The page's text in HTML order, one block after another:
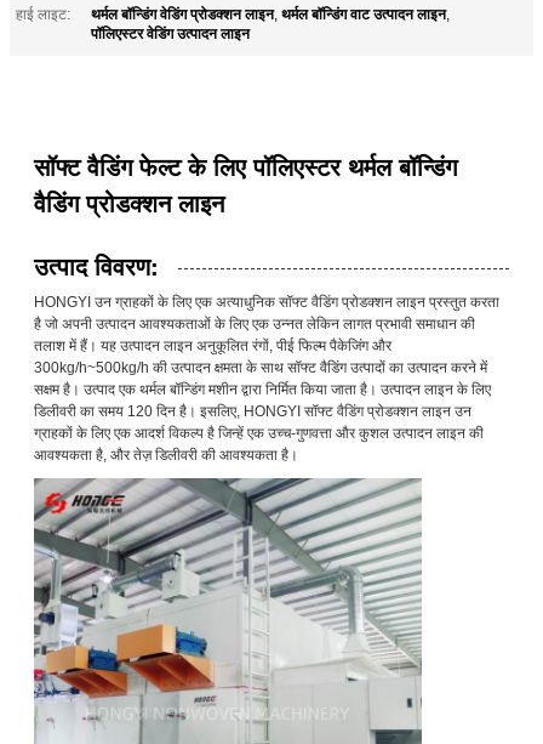
हाई लाइट: थर्मल बॉन्डिंग वेडिंग प्रोडक्शन लाइन, थर्मल बॉन्डिंग वाट उत्पादन लाइन,
पॉलिएस्टर वेडिंग उत्पादन लाइन
सॉफ्ट वैडिंग फेल्ट के लिए पॉलिएस्टर थर्मल बॉन्डिंग
वैडिंग प्रोडक्शन लाइन
उत्पाद विवरण:
HONGYI उन ग्राहकों के लिए एक अत्याधुनिक सॉफ्ट वैडिंग प्रोडक्शन लाइन प्रस्तुत करता
है जो अपनी उत्पादन आवश्यकताओं के लिए एक उन्नत लेकिन लागत प्रभावी समाधान की
तलाश में हैं। यह उत्पादन लाइन अनुकूलित रंगों, पीई फिल्म पैकेजिंग और
300kg/h~500kg/h की उत्पादन क्षमता के साथ सॉफ्ट वैडिंग उत्पादों का उत्पादन करने में
सक्षम है। उत्पाद एक थर्मल बॉन्डिंग मशीन द्वारा निर्मित किया जाता है। उत्पादन लाइन के लिए
डिलीवरी का समय 120 दिन है। इसलिए, HONGYI सॉफ्ट वैडिंग प्रोडक्शन लाइन उन
ग्राहकों के लिए एक आदर्श विकल्प है जिन्हें एक उच्च-गुणवत्ता और कुशल उत्पादन लाइन की
आवश्यकता है, और तेज़ डिलीवरी की आवश्यकता है।